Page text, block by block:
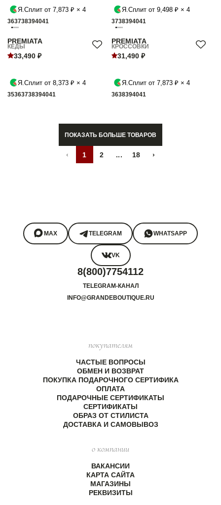
Я.Сплит от 7,873 ₽ × 4
363738394041
Я.Сплит от 9,498 ₽ × 4
3738394041
PREMIATA
КЕДЫ
33,490 ₽
Я.Сплит от 8,373 ₽ × 4
35363738394041
PREMIATA
КРОССОВКИ
31,490 ₽
Я.Сплит от 7,873 ₽ × 4
3638394041
ПОКАЗАТЬ БОЛЬШЕ ТОВАРОВ
‹ 1 2 ... 18 ›
MAX TELEGRAM WHATSAPP
VK
8(800)7754112
TELEGRAM-КАНАЛ
INFO@GRANDEBOUTIQUE.RU
покупателям
ЧАСТЫЕ ВОПРОСЫ
ОБМЕН И ВОЗВРАТ
ПОКУПКА ПОДАРОЧНОГО СЕРТИФИКА
ОПЛАТА
ПОДАРОЧНЫЕ СЕРТИФИКАТЫ
СЕРТИФИКАТЫ
ОБРАЗ ОТ СТИЛИСТА
ДОСТАВКА И САМОВЫВОЗ
о компании
ВАКАНСИИ
КАРТА САЙТА
МАГАЗИНЫ
РЕКВИЗИТЫ